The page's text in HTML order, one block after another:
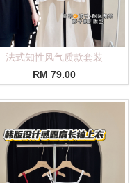
法式知性风气质款套装
RM 79.00